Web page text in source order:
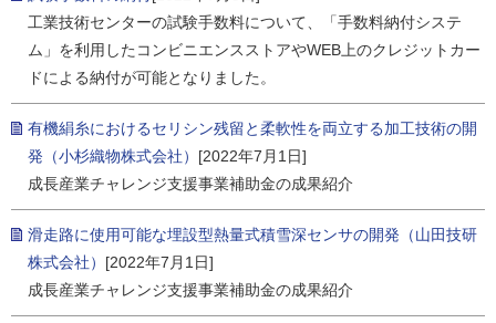
工業技術センターの試験手数料について、「手数料納付システ
ム」を利用したコンビニエンスストアやWEB上のクレジットカー
ドによる納付が可能となりました。
有機絹糸におけるセリシン残留と柔軟性を両立する加工技術の開
発（小杉織物株式会社） [2022年7月1日]
成長産業チャレンジ支援事業補助金の成果紹介
滑走路に使用可能な埋設型熱量式積雪深センサの開発（山田技研
株式会社） [2022年7月1日]
成長産業チャレンジ支援事業補助金の成果紹介